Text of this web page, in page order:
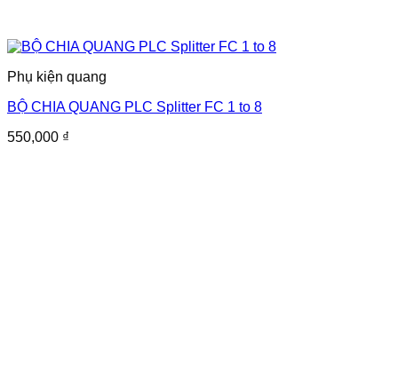
Phụ kiện quang
BỘ CHIA QUANG PLC Splitter FC 1 to 8
550,000 ₫